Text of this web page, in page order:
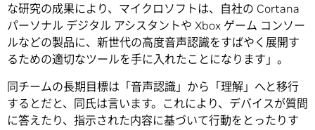
な研究の成果により、マイクロソフトは、自社の Cortana
パーソナル デジタル アシスタントや Xbox ゲーム コンソー
ルなどの製品に、新世代の高度音声認識をすばやく展開す
るための適切なツールを手に入れたことになります」。
同チームの長期目標は「音声認識」から「理解」へと移行
するとだと、同氏は言います。これにより、デバイスが質問
に答えたり、指示された内容に基づいて行動をとったりす